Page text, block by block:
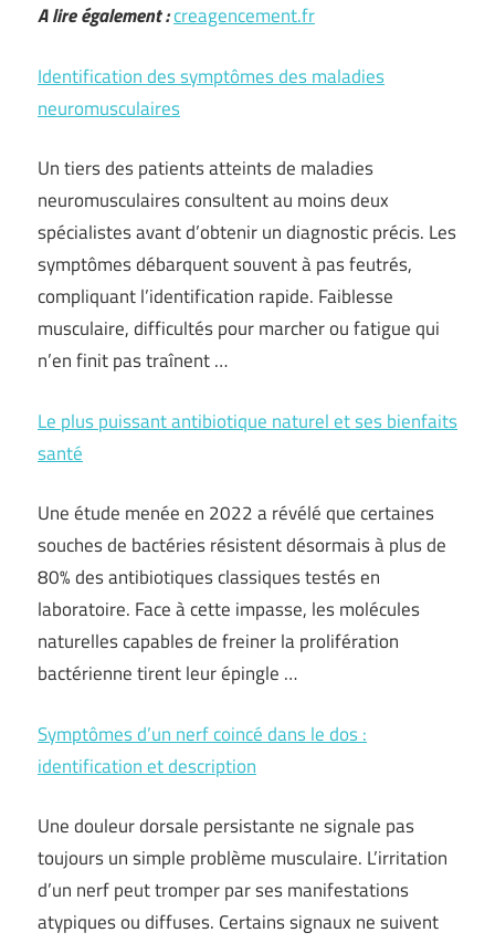
A lire également :creagencement.fr
Identification des symptômes des maladies
neuromusculaires
Un tiers des patients atteints de maladies
neuromusculaires consultent au moins deux
spécialistes avant d’obtenir un diagnostic précis. Les
symptômes débarquent souvent à pas feutrés,
compliquant l’identification rapide. Faiblesse
musculaire, difficultés pour marcher ou fatigue qui
n’en finit pas traînent …
Le plus puissant antibiotique naturel et ses bienfaits
santé
Une étude menée en 2022 a révélé que certaines
souches de bactéries résistent désormais à plus de
80% des antibiotiques classiques testés en
laboratoire. Face à cette impasse, les molécules
naturelles capables de freiner la prolifération
bactérienne tirent leur épingle …
Symptômes d’un nerf coincé dans le dos :
identification et description
Une douleur dorsale persistante ne signale pas
toujours un simple problème musculaire. L’irritation
d’un nerf peut tromper par ses manifestations
atypiques ou diffuses. Certains signaux ne suivent